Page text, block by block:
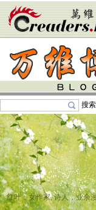
搜
红叶，女作家, 诗人，业余